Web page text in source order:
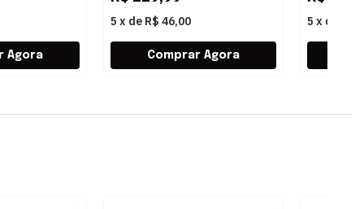
5 x de R$ 46,00 5 x de